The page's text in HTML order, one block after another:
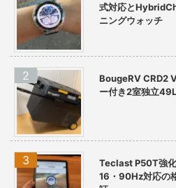
式対応と
ニングウォッチ
BougeRV CRD2
ー付き2室独立
Teclast P50T強
16・90Hz対応の